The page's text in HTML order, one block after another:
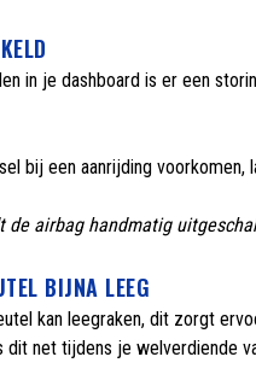
in je dashboard is er een
bij een aanrijding
de airbag handmatig
BIJNA LEEG
kan leegraken, dit zorgt
dit net tijdens je welverdiende